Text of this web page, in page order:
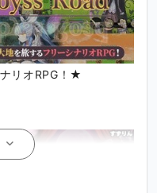
リオRPG！★